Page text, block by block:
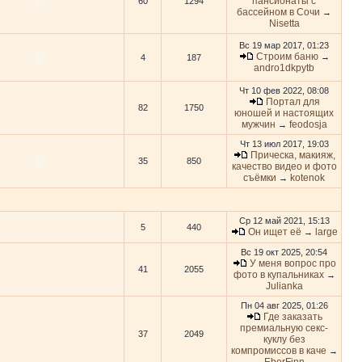
бассейном в Сочи →
Nisetta
4 187
Вс 19 мар 2017, 01:23
Строим баню→
andro1dkpytb
82 1750
Чт 10 фев 2022, 08:08
Портал для
юношей и настоящих
мужчин → feodosja
35 850
Чт 13 июл 2017, 19:03
Прическа, макияж,
качество видео и фото
съёмки → kotenok
5 440
Ср 12 май 2021, 15:13
Он ищет её → large
41 2055
Вс 19 окт 2025, 20:54
У меня вопрос про
фото в купальниках→
Julianka
37 2049
Пн 04 авг 2025, 01:26
Где заказать
премиальную секс-
куклу без
компромиссов в каче →